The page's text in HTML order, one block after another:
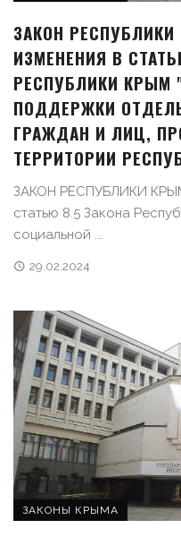
ЗАКОН
ИЗМЕНЕНИЯ В
РЕСПУБЛИКИ КРЫМ
ПОДДЕРЖКИ
ГРАЖДАН И ЛИЦ,
ТЕРРИТОРИИ
ЗАКОН РЕСПУБЛИКИ
статью 8.5 Закона
социальной ...
29.02.2024
ЗАКОНЫ КРЫМА